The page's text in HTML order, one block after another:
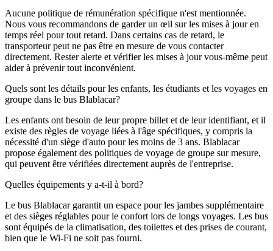
Aucune politique de rémunération spécifique n'est mentionnée.
Nous vous recommandons de garder un œil sur les mises à jour en
temps réel pour tout retard. Dans certains cas de retard, le
transporteur peut ne pas être en mesure de vous contacter
directement. Rester alerte et vérifier les mises à jour vous-même peut
aider à prévenir tout inconvénient.
Quels sont les détails pour les enfants, les étudiants et les voyages en
groupe dans le bus Blablacar?
Les enfants ont besoin de leur propre billet et de leur identifiant, et il
existe des règles de voyage liées à l'âge spécifiques, y compris la
nécessité d'un siège d'auto pour les moins de 3 ans. Blablacar
propose également des politiques de voyage de groupe sur mesure,
qui peuvent être vérifiées directement auprès de l'entreprise.
Quelles équipements y a-t-il à bord?
Le bus Blablacar garantit un espace pour les jambes supplémentaire
et des sièges réglables pour le confort lors de longs voyages. Les bus
sont équipés de la climatisation, des toilettes et des prises de courant,
bien que le Wi-Fi ne soit pas fourni.